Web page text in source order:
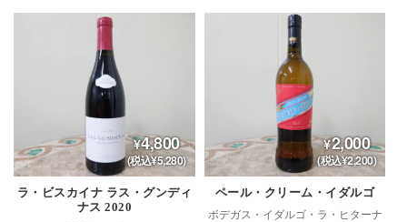
4,800
(税込¥5,280)
ラ・ビスカイナ ラス・グンディ
ナス 2020
2,000
(税込¥2,200)
ペール・クリーム・イダルゴ
ボデガス・イダルゴ・ラ・ヒターナ